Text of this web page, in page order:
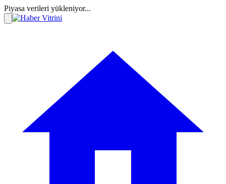
Piyasa verileri yükleniyor...